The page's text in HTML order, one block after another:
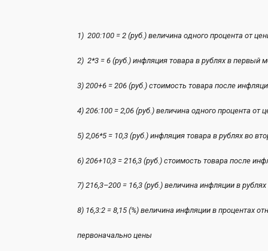
1) 200:100 = 2 (руб.) величина одного
2) 2*3 = 6 (руб.) инфляция товара в
3) 200+6 = 206 (руб.) стоимость товара
4) 206:100 = 2,06 (руб.) величина одного
5) 2,06*5 = 10,3 (руб.) инфляция товара в
6) 206+10,3 = 216,3 (руб.) стоимость товара
7) 216,3–200 = 16,3 (руб.) величина инфляции в
8) 16,3:2 = 8,15 (%) величина инфляции в процентах
первоначально